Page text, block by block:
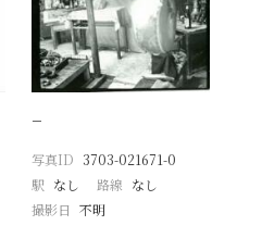
−
写真ID 3703-021671-0
駅 なし 路線 なし
撮影日 不明